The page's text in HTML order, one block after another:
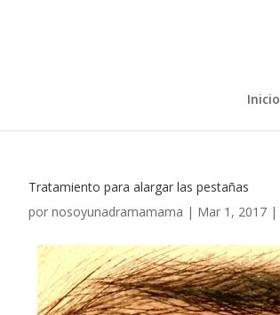
Inicio
Tratamiento para alargar las pestañas
por nosoyunadramamama | Mar 1, 2017 |